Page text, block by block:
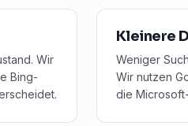
Wir
Bing-
Kleinere
Weniger
Wir nutzen
die